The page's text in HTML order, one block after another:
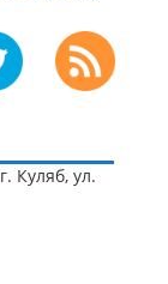
Куляб, ул.